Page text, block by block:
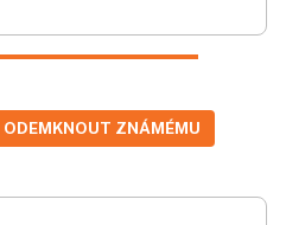
ODEMKNOUT ZNÁMÉMU